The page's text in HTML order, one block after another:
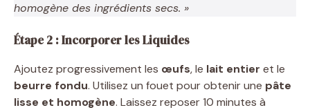
homogène des ingrédients secs. »
Étape 2 : Incorporer les Liquides
Ajoutez progressivement les œufs, le lait entier et le
beurre fondu. Utilisez un fouet pour obtenir une pâte
lisse et homogène. Laissez reposer 10 minutes à